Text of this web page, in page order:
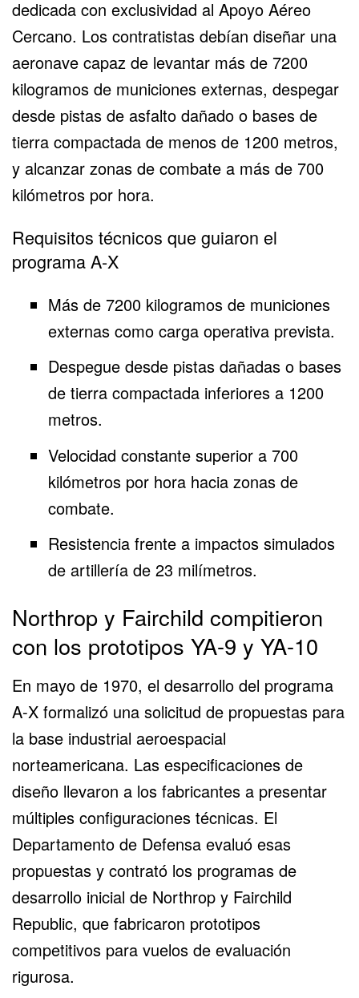
dedicada con exclusividad al Apoyo Aéreo
Cercano. Los contratistas debían diseñar una
aeronave capaz de levantar más de 7200
kilogramos de municiones externas, despegar
desde pistas de asfalto dañado o bases de
tierra compactada de menos de 1200 metros,
y alcanzar zonas de combate a más de 700
kilómetros por hora.
Requisitos técnicos que guiaron el
programa A-X
Más de 7200 kilogramos de municiones
externas como carga operativa prevista.
Despegue desde pistas dañadas o bases
de tierra compactada inferiores a 1200
metros.
Velocidad constante superior a 700
kilómetros por hora hacia zonas de
combate.
Resistencia frente a impactos simulados
de artillería de 23 milímetros.
Northrop y Fairchild compitieron
con los prototipos YA-9 y YA-10
En mayo de 1970, el desarrollo del programa
A-X formalizó una solicitud de propuestas para
la base industrial aeroespacial
norteamericana. Las especificaciones de
diseño llevaron a los fabricantes a presentar
múltiples configuraciones técnicas. El
Departamento de Defensa evaluó esas
propuestas y contrató los programas de
desarrollo inicial de Northrop y Fairchild
Republic, que fabricaron prototipos
competitivos para vuelos de evaluación
rigurosa.